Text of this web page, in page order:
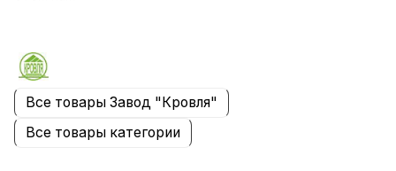
Все товары Завод "Кровля"
Все товары категории